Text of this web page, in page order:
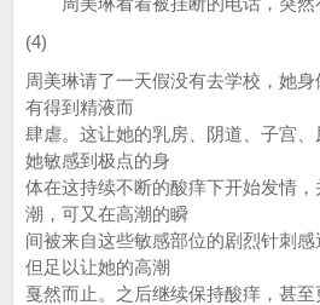
(4)
周美琳请了一天假没有去学校，她
有得到精液而
肆虐。这让她的乳房、阴道、子宫、
她敏感到极点的身
体在这持续不断的酸痒下开始发情
潮，可又在高潮的瞬
间被来自这些敏感部位的剧烈针刺感
但足以让她的高潮
戛然而止。之后继续保持酸痒，甚